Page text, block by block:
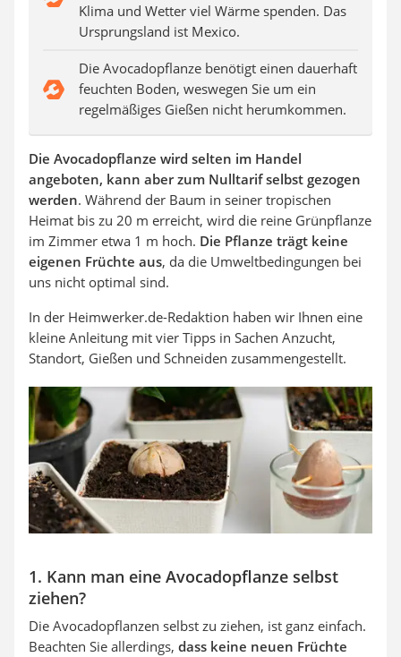
Klima und Wetter viel Wärme spenden. Das
Ursprungsland ist Mexico.
Die Avocadopflanze benötigt einen dauerhaft
feuchten Boden, weswegen Sie um ein
regelmäßiges Gießen nicht herumkommen.
Die Avocadopflanze wird selten im Handel
angeboten, kann aber zum Nulltarif selbst gezogen
werden. Während der Baum in seiner tropischen
Heimat bis zu 20 m erreicht, wird die reine Grünpflanze
im Zimmer etwa 1 m hoch. Die Pflanze trägt keine
eigenen Früchte aus, da die Umweltbedingungen bei
uns nicht optimal sind.
In der Heimwerker.de-Redaktion haben wir Ihnen eine
kleine Anleitung mit vier Tipps in Sachen Anzucht,
Standort, Gießen und Schneiden zusammengestellt.
1. Kann man eine Avocadopflanze selbst
ziehen?
Die Avocadopflanzen selbst zu ziehen, ist ganz einfach.
Beachten Sie allerdings, dass keine neuen Früchte